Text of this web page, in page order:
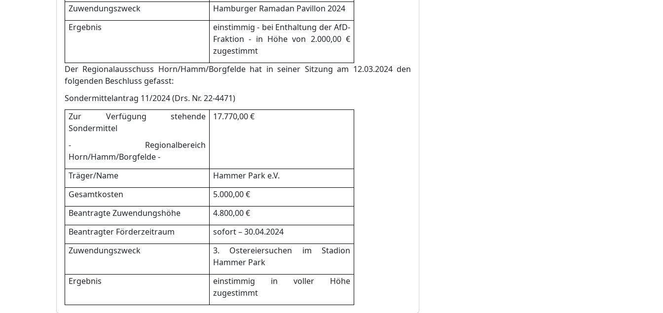
Zuwendungszweck
Hamburger Ramadan Pavillon 2024
Ergebnis
einstimmig - bei Enthaltung der AfD-
Fraktion - in Höhe von 2.000,00 €
zugestimmt
Der Regionalausschuss Horn/Hamm/Borgfelde hat in seiner Sitzung am 12.03.2024den
folgenden Beschluss gefasst:
Sondermittelantrag 11/2024(Drs. Nr. 22-4471)
Zur Verfügung stehende
Sondermittel
- Regionalbereich
Horn/Hamm/Borgfelde-
17.770,00€
Träger/Name
Hammer Park e.V.
Gesamtkosten
5.000,00 €
Beantragte Zuwendungshöhe 4.800,00 €
Beantragter Förderzeitraum sofort–30.04.2024
Zuwendungszweck
3. Ostereiersuchen im Stadion
Hammer Park
Ergebnis
einstimmig involler Höhe
zugestimmt